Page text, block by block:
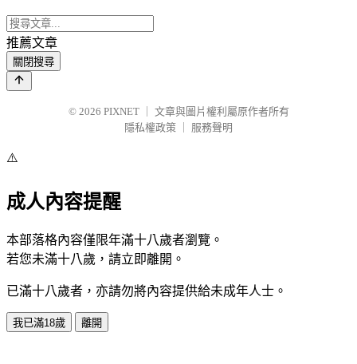
推薦文章
關閉搜尋
© 2026 PIXNET
文章與圖片權利屬原作者所有
隱私權政策
服務聲明
⚠️
成人內容提醒
本部落格內容僅限年滿十八歲者瀏覽。
若您未滿十八歲，請立即離開。
已滿十八歲者，亦請勿將內容提供給未成年人士。
我已滿18歲 離開